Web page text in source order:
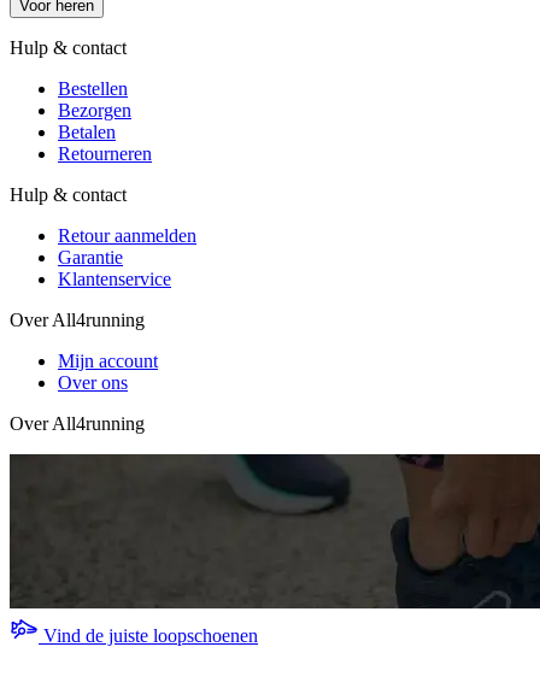
Voor heren
Hulp & contact
Bestellen
Bezorgen
Betalen
Retourneren
Hulp & contact
Retour aanmelden
Garantie
Klantenservice
Over All4running
Mijn account
Over ons
Over All4running
Vind de juiste loopschoenen